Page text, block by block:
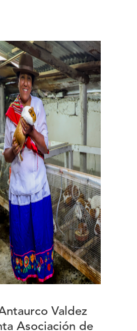
Valdez
Asociación de